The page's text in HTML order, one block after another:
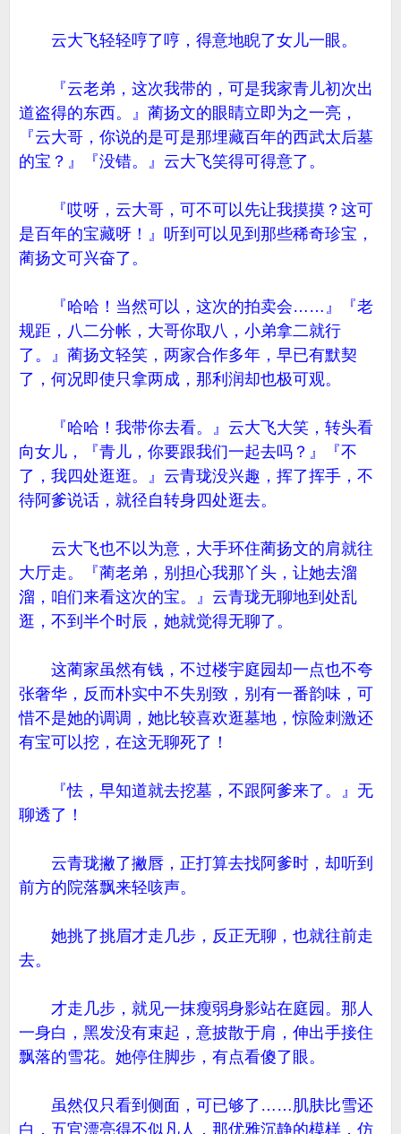
云大飞轻轻哼了哼，得意地睨了女儿一眼。
『云老弟，这次我带的，可是我家青儿初次出
道盗得的东西。』蔺扬文的眼睛立即为之一亮，
『云大哥，你说的是可是那埋藏百年的西武太后墓
的宝？』『没错。』云大飞笑得可得意了。
『哎呀，云大哥，可不可以先让我摸摸？这可
是百年的宝藏呀！』听到可以见到那些稀奇珍宝，
蔺扬文可兴奋了。
『哈哈！当然可以，这次的拍卖会……』『老
规距，八二分帐，大哥你取八，小弟拿二就行
了。』蔺扬文轻笑，两家合作多年，早已有默契
了，何况即使只拿两成，那利润却也极可观。
『哈哈！我带你去看。』云大飞大笑，转头看
向女儿，『青儿，你要跟我们一起去吗？』『不
了，我四处逛逛。』云青珑没兴趣，挥了挥手，不
待阿爹说话，就径自转身四处逛去。
云大飞也不以为意，大手环住蔺扬文的肩就往
大厅走。『蔺老弟，别担心我那丫头，让她去溜
溜，咱们来看这次的宝。』云青珑无聊地到处乱
逛，不到半个时辰，她就觉得无聊了。
这蔺家虽然有钱，不过楼宇庭园却一点也不夸
张奢华，反而朴实中不失别致，别有一番韵味，可
惜不是她的调调，她比较喜欢逛墓地，惊险刺激还
有宝可以挖，在这无聊死了！
『怯，早知道就去挖墓，不跟阿爹来了。』无
聊透了！
云青珑撇了撇唇，正打算去找阿爹时，却听到
前方的院落飘来轻咳声。
她挑了挑眉才走几步，反正无聊，也就往前走
去。
才走几步，就见一抹瘦弱身影站在庭园。那人
一身白，黑发没有束起，意披散于肩，伸出手接住
飘落的雪花。她停住脚步，有点看傻了眼。
虽然仅只看到侧面，可已够了……肌肤比雪还
白，五官漂亮得不似凡人，那优雅沉静的模样，仿